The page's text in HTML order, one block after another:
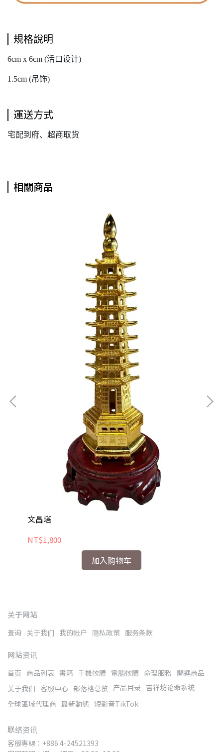
規格說明
6cm x 6cm (活口设计)
1.5cm (吊饰)
運送方式
宅配到府、超商取货
相關商品
文昌塔
NT$1,800
加入购物车
关于网站
查询 关于我们 我的帐户 隐私政策 服务条款
网站资讯
首页 商品列表 書籍 手機軟體 電腦軟體 命理服務 開運商品
关于我们 客服中心 部落格总览 产品目录 吉祥坊论命系统
全球區域代理商 最新動態 短影音TikTok
联络资讯
客服專線：+886 4-24521393